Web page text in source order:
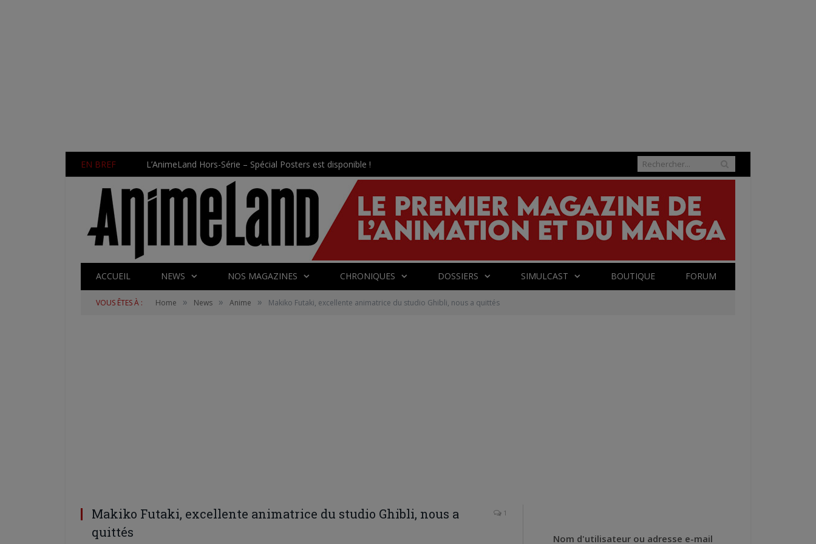
EN BREF L’AnimeLand Hors-Série – Spécial Posters est disponible !
ACCUEIL NEWS NOS MAGAZINES CHRONIQUES DOSSIERS SIMULCAST BOUTIQUE FORUM
VOUS ÊTES À : Home » News » Anime » Makiko Futaki, excellente animatrice du studio Ghibli, nous a quittés
Makiko Futaki, excellente animatrice du studio Ghibli, nous a
quittés
1
Nom d'utilisateur ou adresse e-mail